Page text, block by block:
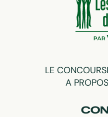
LE CONCOURS
A